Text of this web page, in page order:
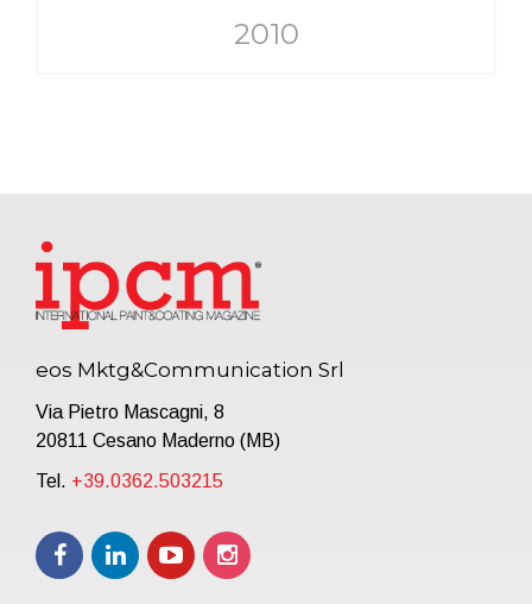
2010
eos Mktg&Communication Srl
Via Pietro Mascagni, 8
20811 Cesano Maderno (MB)
Tel. +39.0362.503215